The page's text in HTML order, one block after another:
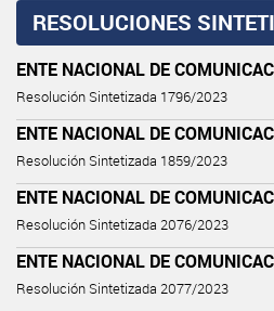
RESOLUCIONES
ENTE NACIONAL DE
Resolución Sintetizada 1796/2023
ENTE NACIONAL DE
Resolución Sintetizada 1859/2023
ENTE NACIONAL DE
Resolución Sintetizada 2076/2023
ENTE NACIONAL DE
Resolución Sintetizada 2077/2023